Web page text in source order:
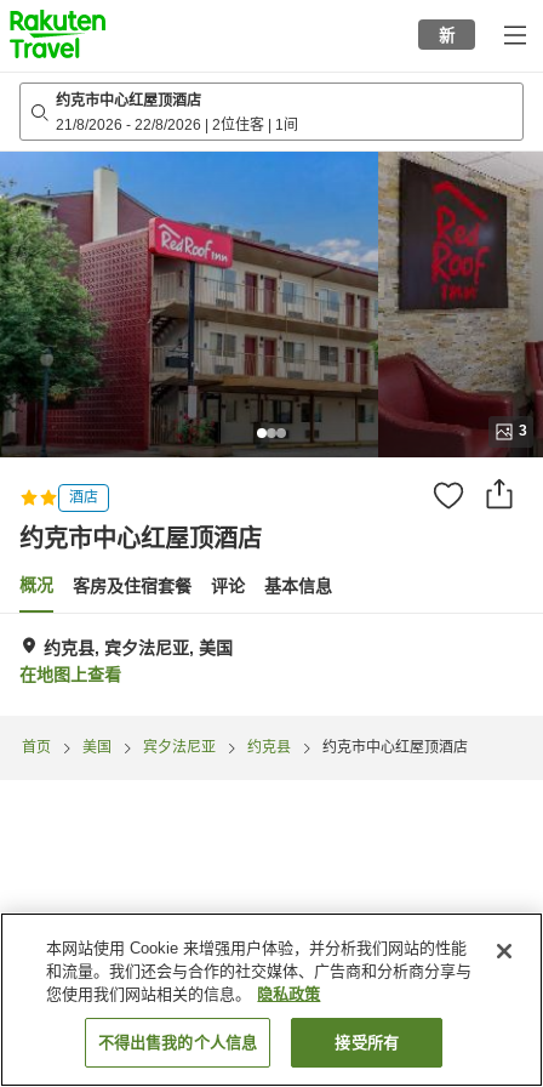
to
top
page
新
约克市中心红屋顶酒店
21/8/2026 - 22/8/2026 2位住客 1间
3
酒店
约克市中心红屋顶酒店
概况 客房及住宿套餐 评论 基本信息
约克县, 宾夕法尼亚, 美国
在地图上查看
首页 美国 宾夕法尼亚 约克县 约克市中心红屋顶酒店
搜索客房
本网站使用 Cookie 来增强用户体验，并分析我们网站的性能
和流量。我们还会与合作的社交媒体、广告商和分析商分享与
您使用我们网站相关的信息。
隐私政策
不得出售我的个人信息 接受所有